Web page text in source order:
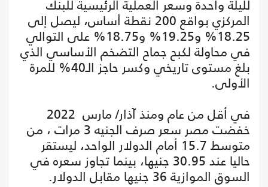
لليلة واحدة وسعر العملية الرئيسية للبنك
المركزي بواقع 200 نقطة أساس، ليصل إلى
18.25% و19.25% و18.75% على التوالي
في محاولة لكبح جماح التضخم الأساسي الذي
بلغ مستوى تاريخي وكسر حاجز الـ40% للمرة
الأولى.
في أقل من عام ومنذ آذار/ مارس 2022
خفضت مصر سعر صرف الجنيه 3 مرات ، من
متوسط 15.7 أمام الدولار الواحد، ليستقر
حاليا عند 30.95 جنيها، بينما تجاوز سعره في
السوق الموازية 36 جنيها مقابل الدولار.